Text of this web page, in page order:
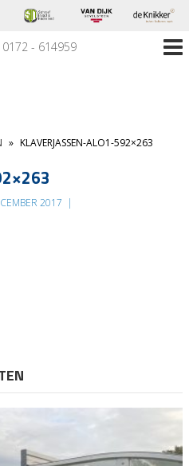
0172 - 614959
» KLAVERJASSEN-ALO1-592×263
2017 |